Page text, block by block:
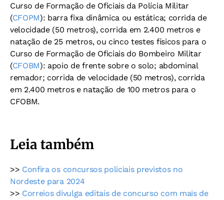
Curso de Formação de Oficiais da Polícia Militar
(CFOPM): barra fixa dinâmica ou estática; corrida de
velocidade (50 metros), corrida em 2.400 metros e
natação de 25 metros, ou cinco testes físicos para o
Curso de Formação de Oficiais do Bombeiro Militar
(CFOBM): apoio de frente sobre o solo; abdominal
remador; corrida de velocidade (50 metros), corrida
em 2.400 metros e natação de 100 metros para o
CFOBM.
Leia também
>> Confira os concursos policiais previstos no
Nordeste para 2024
>> Correios divulga editais de concurso com mais de